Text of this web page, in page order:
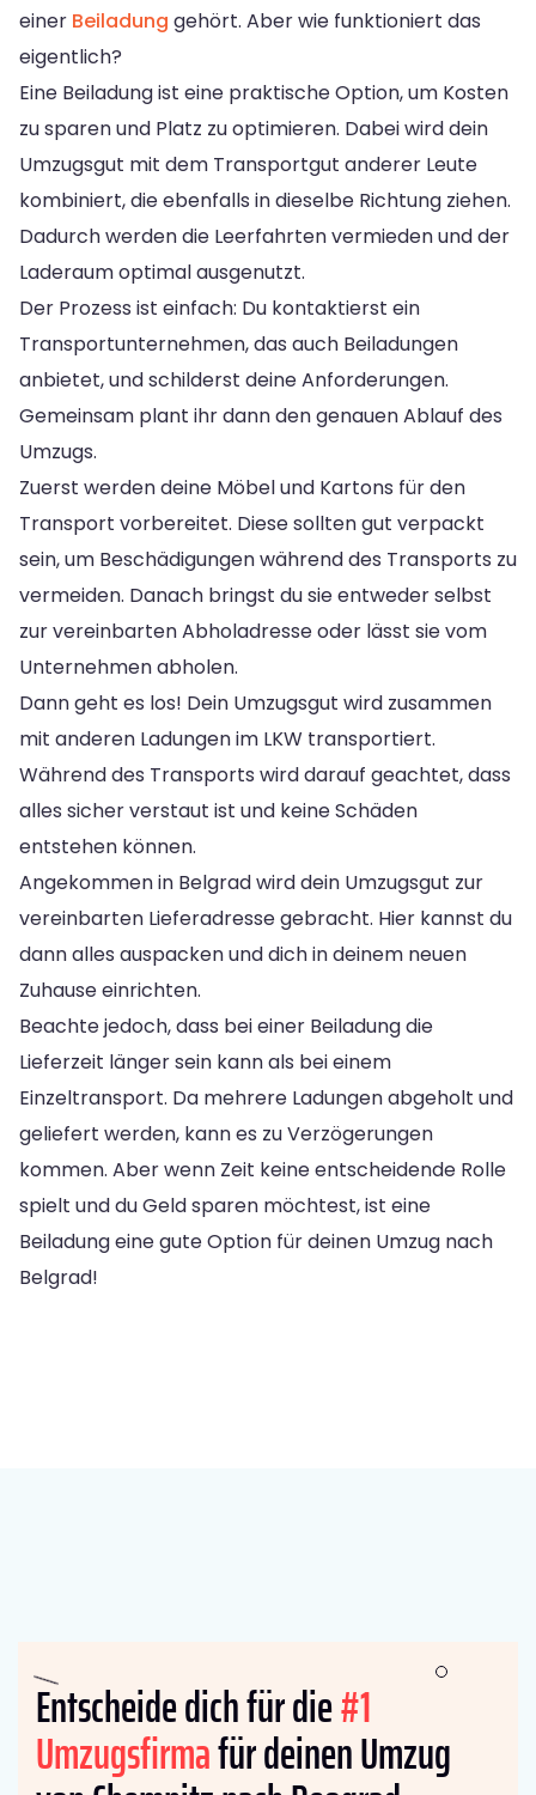
einer Beiladung gehört. Aber wie funktioniert das
eigentlich?
Eine Beiladung ist eine praktische Option, um Kosten
zu sparen und Platz zu optimieren. Dabei wird dein
Umzugsgut mit dem Transportgut anderer Leute
kombiniert, die ebenfalls in dieselbe Richtung ziehen.
Dadurch werden die Leerfahrten vermieden und der
Laderaum optimal ausgenutzt.
Der Prozess ist einfach: Du kontaktierst ein
Transportunternehmen, das auch Beiladungen
anbietet, und schilderst deine Anforderungen.
Gemeinsam plant ihr dann den genauen Ablauf des
Umzugs.
Zuerst werden deine Möbel und Kartons für den
Transport vorbereitet. Diese sollten gut verpackt
sein, um Beschädigungen während des Transports zu
vermeiden. Danach bringst du sie entweder selbst
zur vereinbarten Abholadresse oder lässt sie vom
Unternehmen abholen.
Dann geht es los! Dein Umzugsgut wird zusammen
mit anderen Ladungen im LKW transportiert.
Während des Transports wird darauf geachtet, dass
alles sicher verstaut ist und keine Schäden
entstehen können.
Angekommen in Belgrad wird dein Umzugsgut zur
vereinbarten Lieferadresse gebracht. Hier kannst du
dann alles auspacken und dich in deinem neuen
Zuhause einrichten.
Beachte jedoch, dass bei einer Beiladung die
Lieferzeit länger sein kann als bei einem
Einzeltransport. Da mehrere Ladungen abgeholt und
geliefert werden, kann es zu Verzögerungen
kommen. Aber wenn Zeit keine entscheidende Rolle
spielt und du Geld sparen möchtest, ist eine
Beiladung eine gute Option für deinen Umzug nach
Belgrad!
Entscheide dich für die#1
Umzugsfirmafür deinen Umzug